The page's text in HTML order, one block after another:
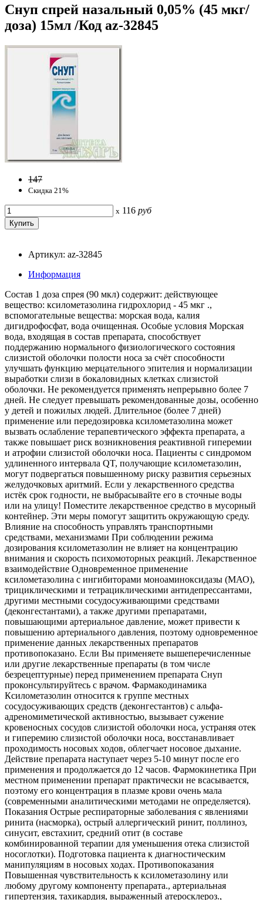
Снуп спрей назальный 0,05% (45 мкг/
доза) 15мл /Код az-32845
147
Скидка 21%
x 116 руб
Артикул: az-32845
Информация
Состав 1 доза спрея (90 мкл) содержит: действующее
вещество: ксилометазолина гидрохлорид - 45 мкг .,
вспомогательные вещества: морская вода, калия
дигидрофосфат, вода очищенная. Особые условия Морская
вода, входящая в состав препарата, способствует
поддержанию нормального физиологического состояния
слизистой оболочки полости носа за счёт способности
улучшать функцию мерцательного эпителия и нормализации
выработки слизи в бокаловидных клетках слизистой
оболочки. Не рекомендуется применять непрерывно более 7
дней. Не следует превышать рекомендованные дозы, особенно
у детей и пожилых людей. Длительное (более 7 дней)
применение или передозировка ксилометазолина может
вызвать ослабление терапевтического эффекта препарата, а
также повышает риск возникновения реактивной гиперемии
и атрофии слизистой оболочки носа. Пациенты с синдромом
удлиненного интервала QT, получающие ксилометазолин,
могут подвергаться повышенному риску развития серьезных
желудочковых аритмий. Если у лекарственного средства
истёк срок годности, не выбрасывайте его в сточные воды
или на улицу! Поместите лекарственное средство в мусорный
контейнер. Эти меры помогут защитить окружающую среду.
Влияние на способность управлять транспортными
средствами, механизмами При соблюдении режима
дозирования ксилометазолин не влияет на концентрацию
внимания и скорость психомоторных реакций. Лекарственное
взаимодействие Одновременное применение
ксилометазолина с ингибиторами моноаминоксидазы (МАО),
трициклическими и тетрациклическими антидепрессантами,
другими местными сосудосуживающими средствами
(деконгестантами), а также другими препаратами,
повышающими артериальное давление, может привести к
повышению артериального давления, поэтому одновременное
применение данных лекарственных препаратов
противопоказано. Если Вы применяете вышеперечисленные
или другие лекарственные препараты (в том числе
безрецептурные) перед применением препарата Снуп
проконсультируйтесь с врачом. Фармакодинамика
Ксилометазолин относится к группе местных
сосудосуживающих средств (деконгестантов) с альфа-
адреномиметической активностью, вызывает сужение
кровеносных сосудов слизистой оболочки носа, устраняя отек
и гиперемию слизистой оболочки носа, восстанавливает
проходимость носовых ходов, облегчает носовое дыхание.
Действие препарата наступает через 5-10 минут после его
применения и продолжается до 12 часов. Фармокинетика При
местном применении препарат практически не всасывается,
поэтому его концентрация в плазме крови очень мала
(современными аналитическими методами не определяется).
Показания Острые респираторные заболевания с явлениями
ринита (насморка), острый аллергический ринит, поллиноз,
синусит, евстахиит, средний отит (в составе
комбинированной терапии для уменьшения отека слизистой
носоглотки). Подготовка пациента к диагностическим
манипуляциям в носовых ходах. Противопоказания
Повышенная чувствительность к ксилометазолину или
любому другому компоненту препарата., артериальная
гипертензия, тахикардия, выраженный атеросклероз.,